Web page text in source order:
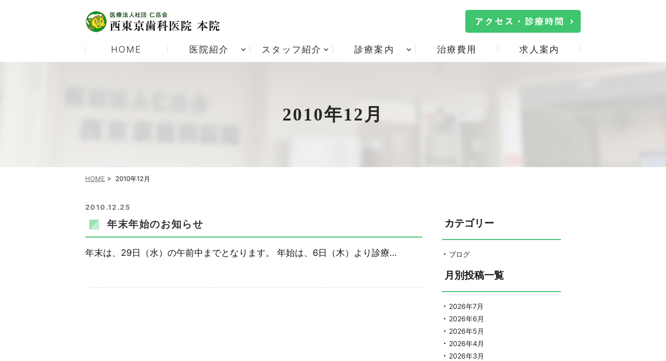
HOME 医院紹介
居宅療養管理指導 重要事
スタッフ紹介 診療案内
インプラント治療
治療費用 求人案内
2010年12月
HOME > 2010年12月
2010.12.25
年末年始のお知らせ
年末は、29日（水）の午前中までとなります。 年始は、6日（木）より診療…
カテゴリー
ブログ
月別投稿一覧
2026年7月
2026年6月
2026年5月
2026年4月
2026年3月